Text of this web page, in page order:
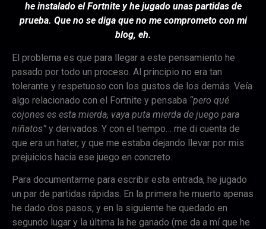
he instalado el Fortnite y he jugado unas partidas de
prueba. Que no se diga que no me comprometo con mi
blog, eh.
El problema es que para llegar a este pensamiento he
pasado por todo un proceso. Al principio no era tan
tolerante y respetuoso con los gustos de los demás. Veía
algo relacionado con el Fortnite y pensaba “pero qué
cojones es esta mierda, vaya puta mierda de juego para
niñatos” y derivados. Y con el tiempo… me di cuenta de
que era un hater, y que me estaba dejando llevar por mis
prejuicios hacia ese juego en concreto.
Para documentarme para escribir esta entrada, he jugado
un par de partidas rápidas. En la primera he muerto apenas
he dado dos pasos, y en la siguiente he quedado en
segundo lugar y la última la he ganado (me da a mí que he